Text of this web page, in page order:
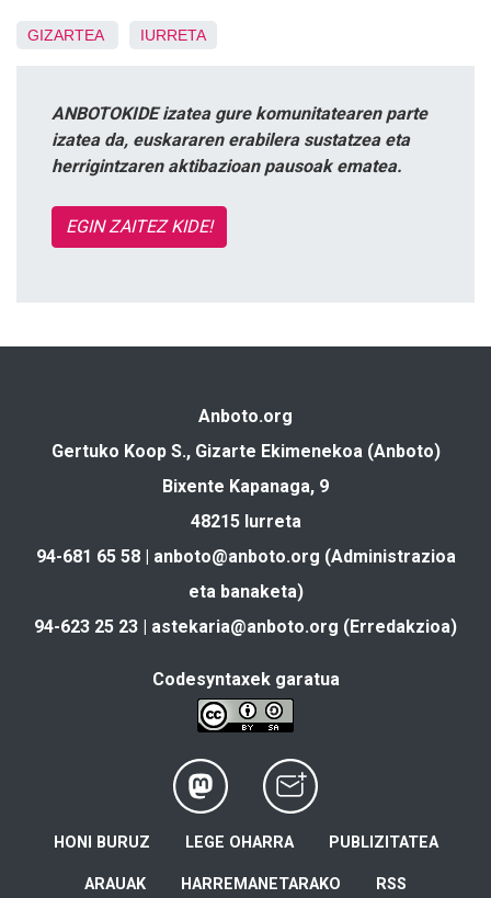
GIZARTEA IURRETA
ANBOTOKIDE izatea gure komunitatearen parte
izatea da, euskararen erabilera sustatzea eta
herrigintzaren aktibazioan pausoak ematea.
EGIN ZAITEZ KIDE!
Anboto.org
Gertuko Koop S., Gizarte Ekimenekoa (Anboto)
Bixente Kapanaga, 9
48215 Iurreta
94-681 65 58 | anboto@anboto.org (Administrazioa
eta banaketa)
94-623 25 23 | astekaria@anboto.org (Erredakzioa)
Codesyntaxek garatua
HONI BURUZ LEGE OHARRA PUBLIZITATEA
ARAUAK HARREMANETARAKO RSS